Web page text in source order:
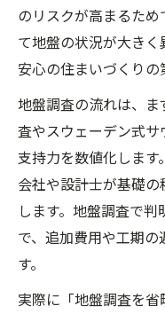
のリスクが高まるた
て地盤の状況が大き
安心の住まいづくりの
地盤調査の流れは、
査やスウェーデン式
支持力を数値化しま
会社や設計士が基礎
します。地盤調査で
で、追加費用や工期
す。
実際に「地盤調査を